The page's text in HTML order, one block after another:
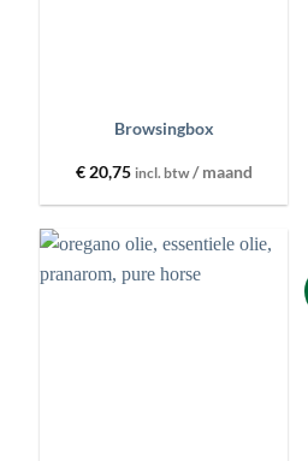
Browsingbox
€20,75 incl. btw / maand